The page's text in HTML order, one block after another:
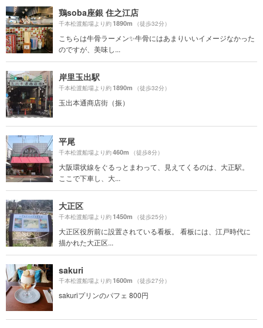
鶏soba座銀 住之江店
千本松渡船場より約1890m （徒歩32分）
こちらは牛骨ラーメン✨牛骨にはあまりいいイメージなかった
のですが、美味し...
岸里玉出駅
千本松渡船場より約1890m （徒歩32分）
玉出本通商店街（振）
平尾
千本松渡船場より約460m （徒歩8分）
大阪環状線をぐるっとまわって、見えてくるのは、大正駅。
ここで下車し、大...
大正区
千本松渡船場より約1450m （徒歩25分）
大正区役所前に設置されている看板。 看板には、江戸時代に
描かれた大正区...
sakuri
千本松渡船場より約1600m （徒歩27分）
sakuriプリンのパフェ 800円